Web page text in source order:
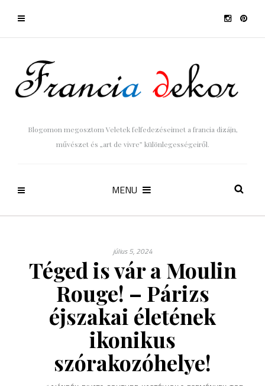
Blogomon megosztom Veletek felfedezéseimet a francia dizájn,
művészet és „art de vivre” különlegességeiről.
MENU
július 5, 2024
Téged is vár a Moulin
Rouge! – Párizs
éjszakai életének
ikonikus
szórakozóhelye!